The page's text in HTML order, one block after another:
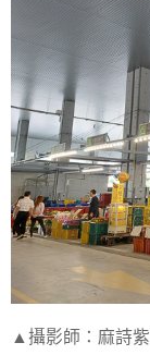
▲攝影師：麻詩紫